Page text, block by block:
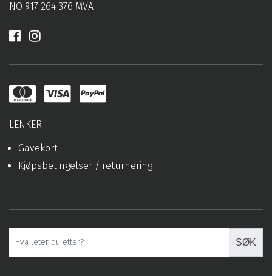
NO 917 264 376 MVA
LENKER
Gavekort
Kjøpsbetingelser / returnering
SØK
SØK